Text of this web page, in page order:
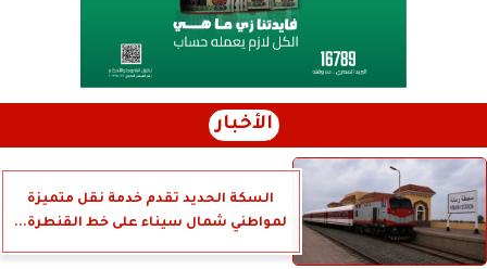
الأخبار
السكة الحديد تقدم خدمة نقل متميزة
لمواطني شمال سيناء على خط القنطرة...